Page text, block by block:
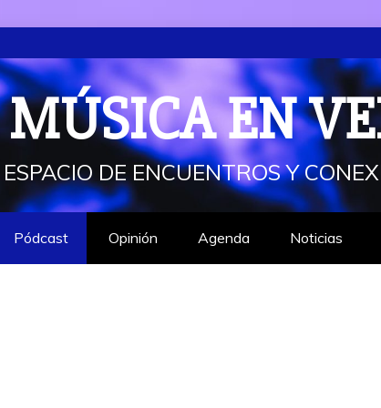
EN
DE ENCUENTROS Y
Pódcast Opinión Agenda Noticias